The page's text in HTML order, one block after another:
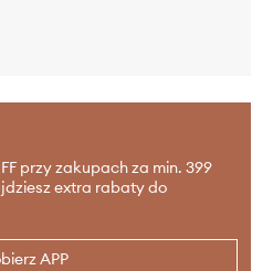
przy zakupach za min. 399
extra rabaty do
APP